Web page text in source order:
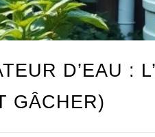
D’EAU :
GÂCHER)